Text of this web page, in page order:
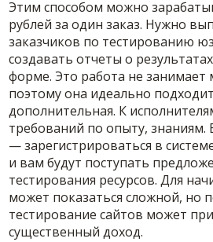
Этим способом можно
рублей за один заказ. Нужно
заказчиков по тестированию
создавать отчеты о
форме. Это работа не занимает
поэтому она идеально
дополнительная. К
требований по опыту, знаниям.
— зарегистрироваться в
и вам будут поступать
тестирования ресурсов. Для
может показаться сложной, но
тестирование сайтов может
существенный доход.